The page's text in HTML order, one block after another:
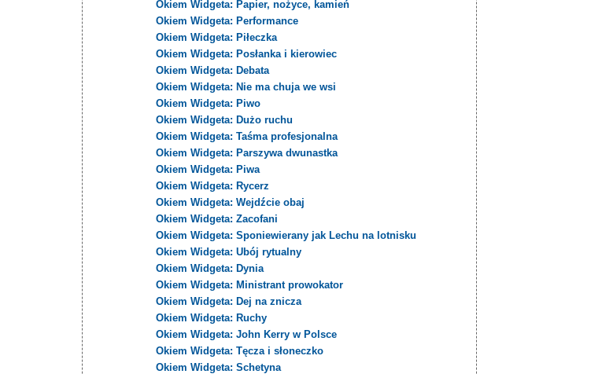
Okiem Widgeta: Papier, nożyce, kamień
Okiem Widgeta: Performance
Okiem Widgeta: Piłeczka
Okiem Widgeta: Posłanka i kierowiec
Okiem Widgeta: Debata
Okiem Widgeta: Nie ma chuja we wsi
Okiem Widgeta: Piwo
Okiem Widgeta: Dużo ruchu
Okiem Widgeta: Taśma profesjonalna
Okiem Widgeta: Parszywa dwunastka
Okiem Widgeta: Piwa
Okiem Widgeta: Rycerz
Okiem Widgeta: Wejdźcie obaj
Okiem Widgeta: Zacofani
Okiem Widgeta: Sponiewierany jak Lechu na lotnisku
Okiem Widgeta: Ubój rytualny
Okiem Widgeta: Dynia
Okiem Widgeta: Ministrant prowokator
Okiem Widgeta: Dej na znicza
Okiem Widgeta: Ruchy
Okiem Widgeta: John Kerry w Polsce
Okiem Widgeta: Tęcza i słoneczko
Okiem Widgeta: Schetyna